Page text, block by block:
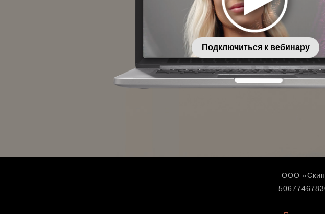
Подключиться к вебинару
ООО